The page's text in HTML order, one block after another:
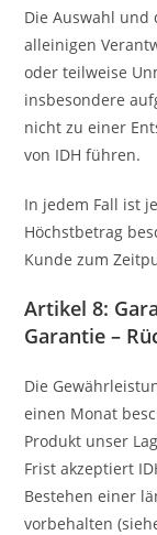
Die Auswahl und
alleinigen
oder teilweise
insbesondere
nicht zu einer
von IDH führen.
In jedem Fall ist
Höchstbetrag
Kunde zum
Artikel 8:
Garantie –
Die
einen Monat
Produkt unser
Frist akzeptiert
Bestehen einer
vorbehalten